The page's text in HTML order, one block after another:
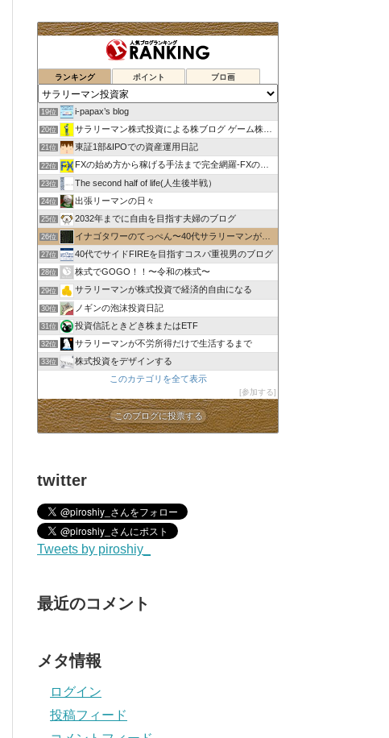
ランキング ポイント ブロ画
19位 i-papax’s blog
20位 サラリーマン株式投資による株ブログ ゲーム株で儲けたい！
21位 東証1部&IPOでの資産運用日記
22位 FXの始め方から稼げる手法まで完全網羅-FXのススメ
23位 The second half of life(人生後半戦）
24位 出張リーマンの日々
25位 2032年までに自由を目指す夫婦のブログ
26位 イナゴタワーのてっぺん〜40代サラリーマンが投機で早期退職〜
27位 40代でサイドFIREを目指すコスパ重視男のブログ
28位 株式でGOGO！！〜令和の株式〜
29位 サラリーマンが株式投資で経済的自由になる
30位 ノギンの泡沫投資日記
31位 投資信託ときどき株またはETF
32位 サラリーマンが不労所得だけで生活するまで
33位
株式投資をデザインする
このカテゴリを全て表示
参加する
このブログに投票する
twitter
Tweets by piroshiy_
最近のコメント
メタ情報
ログイン
投稿フィード